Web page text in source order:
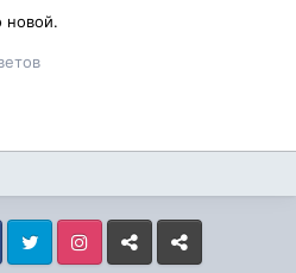
новой.
Twitter InstagramLivejournalOdnoklassniki